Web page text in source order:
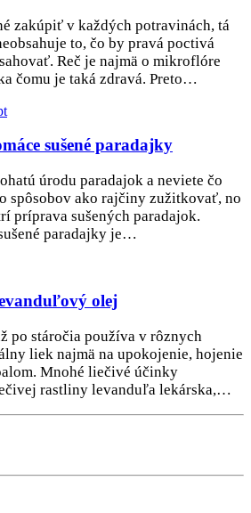
zakúpiť v každých potravinách, tá
to, čo by pravá poctivá
Reč je najmä o mikroflóre
čomu je taká zdravá. Preto…
sušené paradajky
úrodu paradajok a neviete čo
spôsobov ako rajčiny zužitkovať, no
príprava sušených paradajok.
paradajky je…
olej
po stáročia používa v rôznych
liek najmä na upokojenie, hojenie
Mnohé liečivé účinky
rastliny levanduľa lekárska,…